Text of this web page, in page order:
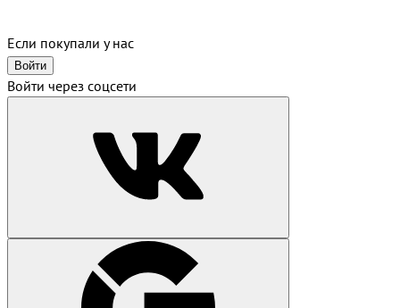
Если покупали у нас
Войти
Войти через соцсети